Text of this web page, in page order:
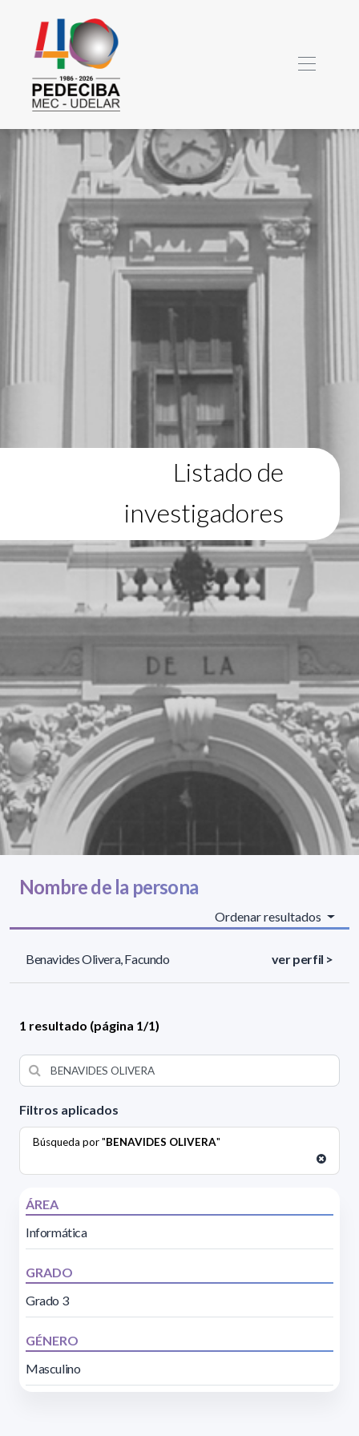
Listado de
investigadores
Filtros aplicados
Búsqueda por "BENAVIDES OLIVERA"
ÁREA
Informática
GRADO
Grado 3
GÉNERO
Masculino
Nombre de la persona
Ordenar resultados
Benavides Olivera, Facundo ver perfil >
1 resultado (página 1/1)